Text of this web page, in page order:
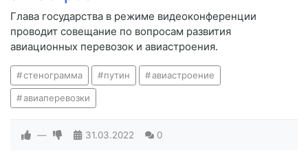
Глава государства в режиме видеоконференции
проводит совещание по вопросам развития
авиационных перевозок и авиастроения.
стенограмма путин авиастроение
авиаперевозки
— 31.03.2022 0